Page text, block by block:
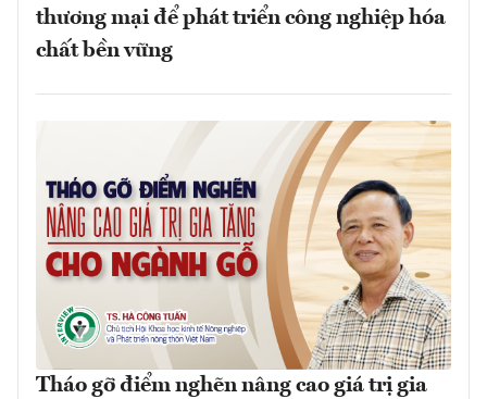
thương mại để phát triển công nghiệp hóa
chất bền vững
Tháo gỡ điểm nghẽn nâng cao giá trị gia